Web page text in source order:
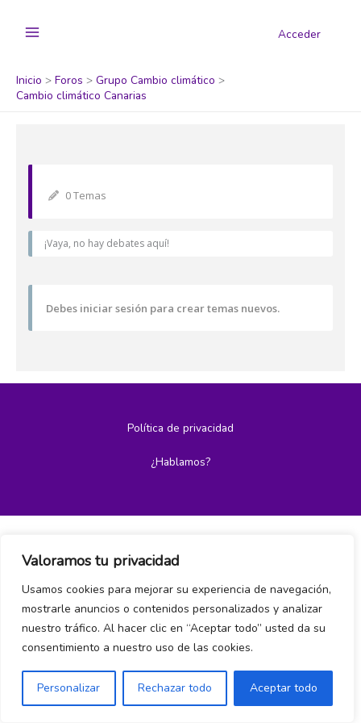
Valoramos tu privacidad
Usamos cookies para mejorar su experiencia de navegación,
mostrarle anuncios o contenidos personalizados y analizar
nuestro tráfico. Al hacer clic en “Aceptar todo” usted da su
consentimiento a nuestro uso de las cookies.
Personalizar Rechazar todo Aceptar todo
Acceder
Inicio Foros
Grupo Cambio climático
Cambio climático Canarias
0 Temas
¡Vaya, no hay debates aquí!
Debes iniciar sesión para crear temas nuevos.
Política de privacidad
¿Hablamos?